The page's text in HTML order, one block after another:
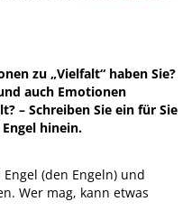
zu „Vielfalt“ haben Sie?
auch Emotionen
– Schreiben Sie ein für Sie
hinein.
(den Engeln) und
Wer mag, kann etwas